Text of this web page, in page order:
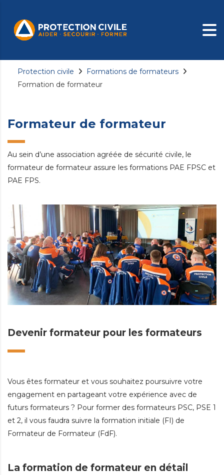
Protection civile
Formations de formateurs
Formation de formateur
Formateur de formateur
Au sein d’une association agréée de sécurité civile, le
formateur de formateur assure les formations PAE FPSC et
PAE FPS.
Devenir formateur pour les formateurs
Vous êtes formateur et vous souhaitez poursuivre votre
engagement en partageant votre expérience avec de
futurs formateurs ? Pour former des formateurs PSC, PSE 1
et 2, il vous faudra suivre la formation initiale (FI) de
Formateur de Formateur (FdF).
La formation de formateur en détail